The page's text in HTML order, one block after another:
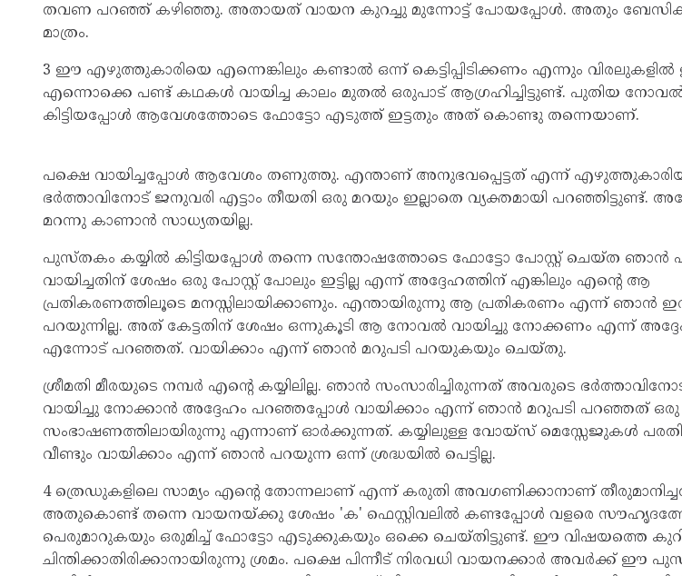
തവണ പറഞ്ഞ് കഴിഞ്ഞു. അതായത് വായന കുറച്ചു മുന്നോട്ട് പോയപ്പോള്‍. അതും
മാത്രം.
3 ഈ എഴുത്തുകാരിയെ എന്നെങ്കിലും കണ്ടാല്‍ ഒന്ന് കെട്ടിപ്പിടിക്കണം എന്നും
എന്നൊക്കെ പണ്ട് കഥകള്‍ വായിച്ച കാലം മുതല്‍ ഒരുപാട് ആഗ്രഹിച്ചിട്ടുണ്ട്. പുതിയ നോവല്‍
കിട്ടിയപ്പോള്‍ ആവേശത്തോടെ ഫോട്ടോ എടുത്ത് ഇട്ടതും അത് കൊണ്ടു തന്നെയാണ്.
പക്ഷെ വായിച്ചപ്പോള്‍ ആവേശം തണുത്തു. എന്താണ് അനുഭവപ്പെട്ടത് എന്ന്
ഭര്‍ത്താവിനോട് ജനുവരി എട്ടാം തീയതി ഒരു മറയും ഇല്ലാതെ വ്യക്തമായി പറഞ്ഞിട്ടുണ്ട്.
മറന്നു കാണാന്‍ സാധ്യതയില്ല.
പുസ്തകം കയ്യില്‍ കിട്ടിയപ്പോള്‍ തന്നെ സന്തോഷത്തോടെ ഫോട്ടോ പോസ്റ്റ് ചെയ്ത
വായിച്ചതിന് ശേഷം ഒരു പോസ്റ്റ് പോലും ഇട്ടില്ല എന്ന് അദ്ദേഹത്തിന് എങ്കിലും എന്റെ ആ
പ്രതികരണത്തിലൂടെ മനസ്സിലായിക്കാണും. എന്തായിരുന്നു ആ പ്രതികരണം എന്ന് ഞാന്‍
പറയുന്നില്ല. അത് കേട്ടതിന് ശേഷം ഒന്നുകൂടി ആ നോവല്‍ വായിച്ചു നോക്കണം എന്ന്
എന്നോട് പറഞ്ഞത്. വായിക്കാം എന്ന് ഞാന്‍ മറുപടി പറയുകയും ചെയ്തു.
ശ്രീമതി മീരയുടെ നമ്പര്‍ എന്റെ കയ്യിലില്ല. ഞാന്‍ സംസാരിച്ചിരുന്നത് അവരുടെ
വായിച്ചു നോക്കാന്‍ അദ്ദേഹം പറഞ്ഞപ്പോള്‍ വായിക്കാം എന്ന് ഞാന്‍ മറുപടി പറഞ്ഞത്
സംഭാഷണത്തിലായിരുന്നു എന്നാണ് ഓര്‍ക്കുന്നത്. കയ്യിലുള്ള വോയ്സ് മെസ്സേജുകള്‍
വീണ്ടും വായിക്കാം എന്ന് ഞാന്‍ പറയുന്ന ഒന്ന് ശ്രദ്ധയില്‍ പെട്ടില്ല.
4 ത്രെഡുകളിലെ സാമ്യം എന്റെ തോന്നലാണ് എന്ന് കരുതി അവഗണിക്കാനാണ്
അതുകൊണ്ട് തന്നെ വായനയ്ക്കു ശേഷം 'ക' ഫെസ്റ്റിവലില്‍ കണ്ടപ്പോള്‍ വളരെ
പെരുമാറുകയും ഒരുമിച്ച് ഫോട്ടോ എടുക്കുകയും ഒക്കെ ചെയ്തിട്ടുണ്ട്. ഈ വിഷയത്തെ
ചിന്തിക്കാതിരിക്കാനായിരുന്നു ശ്രമം. പക്ഷെ പിന്നീട് നിരവധി വായനക്കാര്‍ അവര്‍ക്ക് ഈ